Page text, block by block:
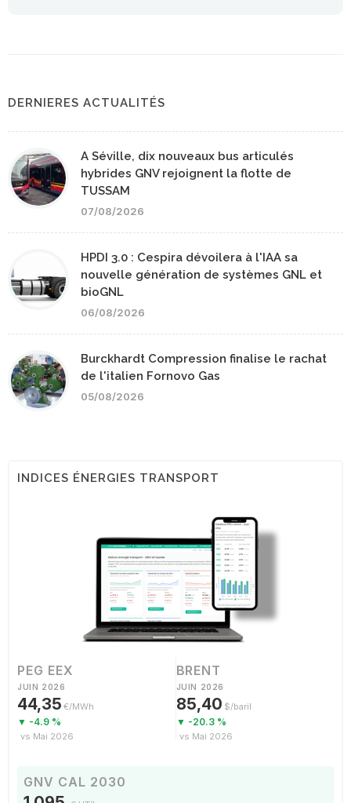
DERNIERES ACTUALITÉS
A Séville, dix nouveaux bus articulés
hybrides GNV rejoignent la flotte de
TUSSAM
07/08/2026
HPDI 3.0 : Cespira dévoilera à l'IAA sa
nouvelle génération de systèmes GNL et
bioGNL
06/08/2026
Burckhardt Compression finalise le rachat
de l'italien Fornovo Gas
05/08/2026
INDICES ÉNERGIES TRANSPORT
PEG EEX
JUIN 2026
44,35 €/MWh
▼ -4.9 %
vs Mai 2026
BRENT
JUIN 2026
85,40 $/baril
▼ -20.3 %
vs Mai 2026
GNV CAL 2030